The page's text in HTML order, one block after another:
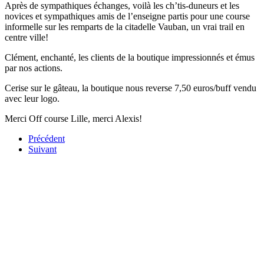
Après de sympathiques échanges, voilà les ch’tis-duneurs et les
novices et sympathiques amis de l’enseigne partis pour une course
informelle sur les remparts de la citadelle Vauban, un vrai trail en
centre ville!
Clément, enchanté, les clients de la boutique impressionnés et émus
par nos actions.
Cerise sur le gâteau, la boutique nous reverse 7,50 euros/buff vendu
avec leur logo.
Merci Off course Lille, merci Alexis!
Précédent
Suivant